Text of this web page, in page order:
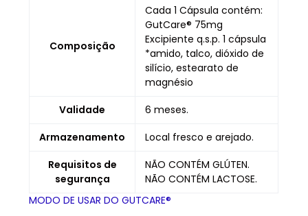
Composição
Cada 1 Cápsula contém:
GutCare® 75mg
Excipiente q.s.p. 1 cápsula
*amido, talco, dióxido de
silício, estearato de
magnésio
Validade
6 meses.
Armazenamento
Local fresco e arejado.
Requisitos de
segurança
NÃO CONTÉM GLÚTEN.
NÃO CONTÉM LACTOSE.
MODO DE USAR DO GUTCARE®